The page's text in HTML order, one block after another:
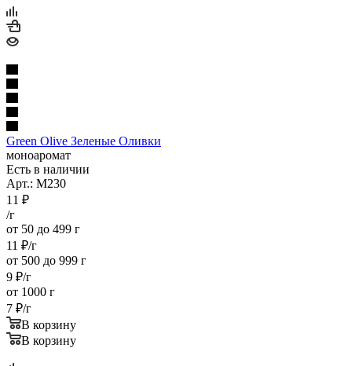
Green Olive Зеленые Оливки
моноаромат
Есть в наличии
Арт.: M230
11 ₽
/г
от 50 до 499 г
11 ₽/г
от 500 до 999 г
9 ₽/г
от 1000 г
7 ₽/г
В корзину
В корзину